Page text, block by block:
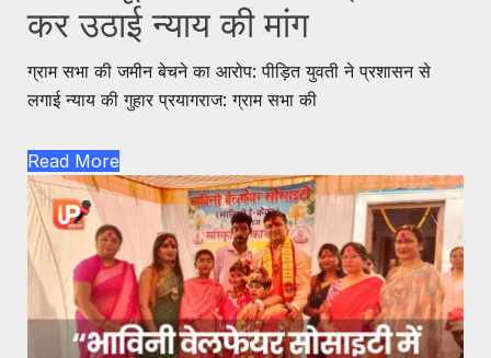
कर उठाई न्याय की मांग
ग्राम सभा की जमीन बेचने का आरोप: पीड़ित युवती ने प्रशासन से
लगाई न्याय की गुहार प्रयागराज: ग्राम सभा की
Read More